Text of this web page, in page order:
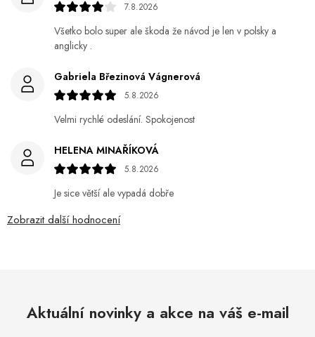
7.8.2026
Všetko bolo super ale škoda že návod je len v polsky a
anglicky .
Gabriela Březinová Vágnerová
5.8.2026
Velmi rychlé odeslání. Spokojenost
HELENA MINAŘÍKOVÁ
5.8.2026
Je sice větší ale vypadá dobře
Zobrazit další hodnocení
Aktuální novinky a akce na váš e-mail